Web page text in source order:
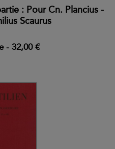
: Pour Cn. Plancius -
Scaurus
- 32,00 €